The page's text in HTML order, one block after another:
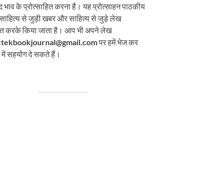
भाव के प्रोत्साहित करना है। यह प्रोत्साहन पाठकीय
साहित्य से जुड़ी खबर और साहित्य से जुड़े लेख
करके किया जाता है। आप भी अपने लेख
पर हमें भेज कर
में सहयोग दे सकते हैं।